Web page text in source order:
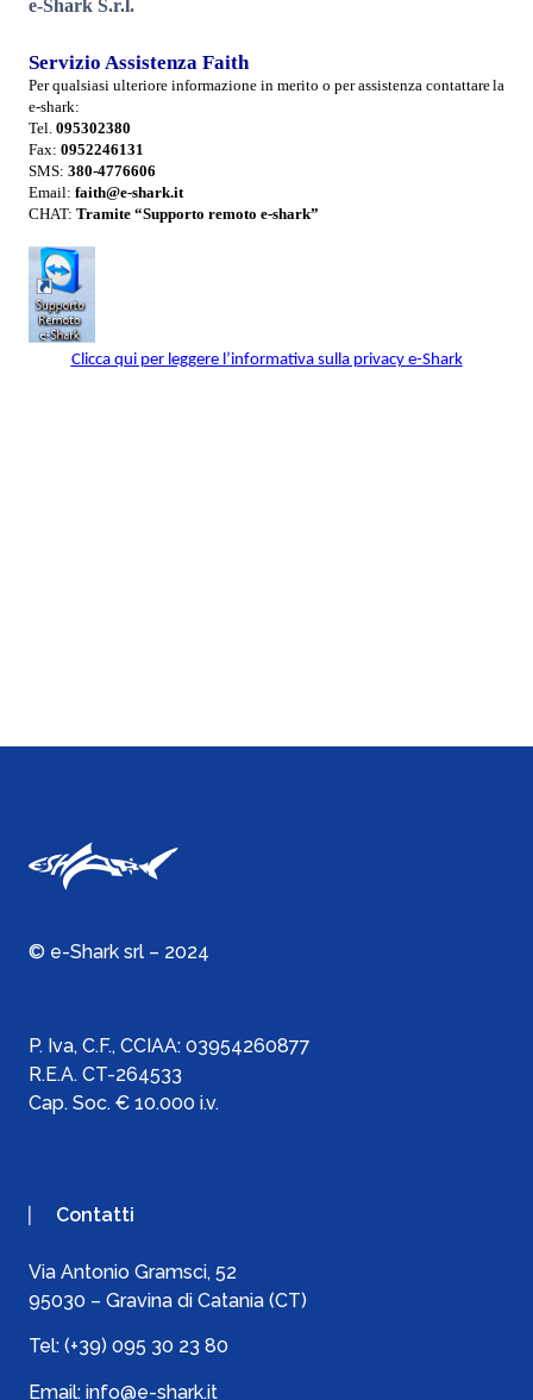
e-Shark S.r.l.
Servizio Assistenza Faith
Per qualsiasi ulteriore informazione in merito o per assistenza contattarela
e-shark:
Tel. 095302380
Fax: 0952246131
SMS: 380-4776606
Email: faith@e-shark.it
CHAT: Tramite “Supporto remoto e-shark”
Clicca qui per leggere l’informativa sulla privacy e-Shark
© e-Shark srl – 2024
P. Iva, C.F., CCIAA: 03954260877
R.E.A. CT-264533
Cap. Soc. € 10.000 i.v.
Contatti
Via Antonio Gramsci, 52
95030 – Gravina di Catania (CT)
Tel: (+39) 095 30 23 80
Email: info@e-shark.it